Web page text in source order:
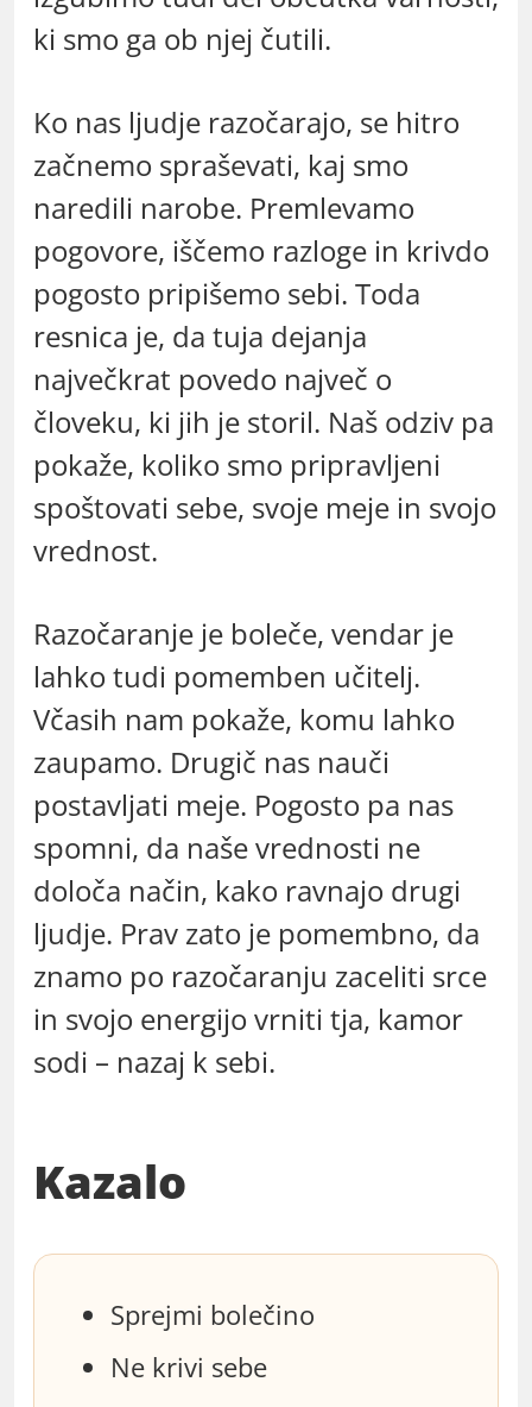
ki smo ga ob njej čutili.
Ko nas ljudje razočarajo, se hitro
začnemo spraševati, kaj smo
naredili narobe. Premlevamo
pogovore, iščemo razloge in krivdo
pogosto pripišemo sebi. Toda
resnica je, da tuja dejanja
največkrat povedo največ o
človeku, ki jih je storil. Naš odziv pa
pokaže, koliko smo pripravljeni
spoštovati sebe, svoje meje in svojo
vrednost.
Razočaranje je boleče, vendar je
lahko tudi pomemben učitelj.
Včasih nam pokaže, komu lahko
zaupamo. Drugič nas nauči
postavljati meje. Pogosto pa nas
spomni, da naše vrednosti ne
določa način, kako ravnajo drugi
ljudje. Prav zato je pomembno, da
znamo po razočaranju zaceliti srce
in svojo energijo vrniti tja, kamor
sodi – nazaj k sebi.
Kazalo
Sprejmi bolečino
Ne krivi sebe